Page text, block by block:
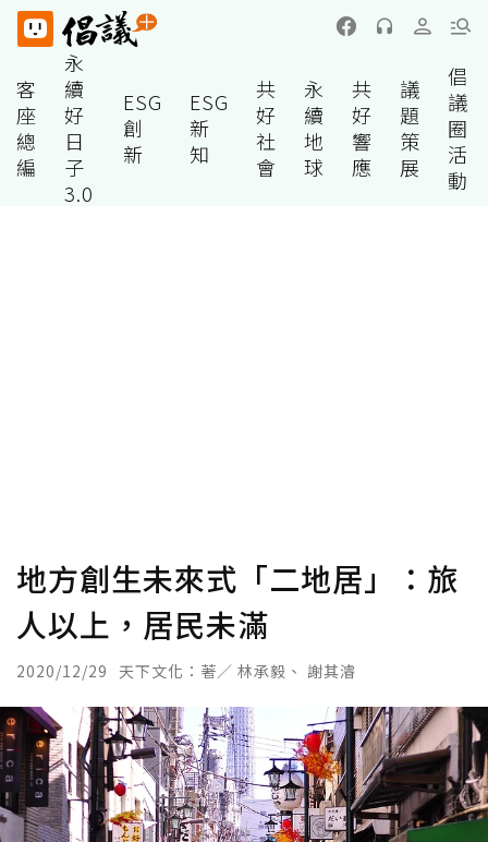
客
座
總
編
永
續
好
日
子
3.0
ESG
創
新
ESG
新
知
共
好
社
會
永
續
地
球
共
好
響
應
議
題
策
展
倡
議
圈
活
動
地方創生未來式「二地居」：旅
人以上，居民未滿
2020/12/29 天下文化：著／ 林承毅、 謝其濬